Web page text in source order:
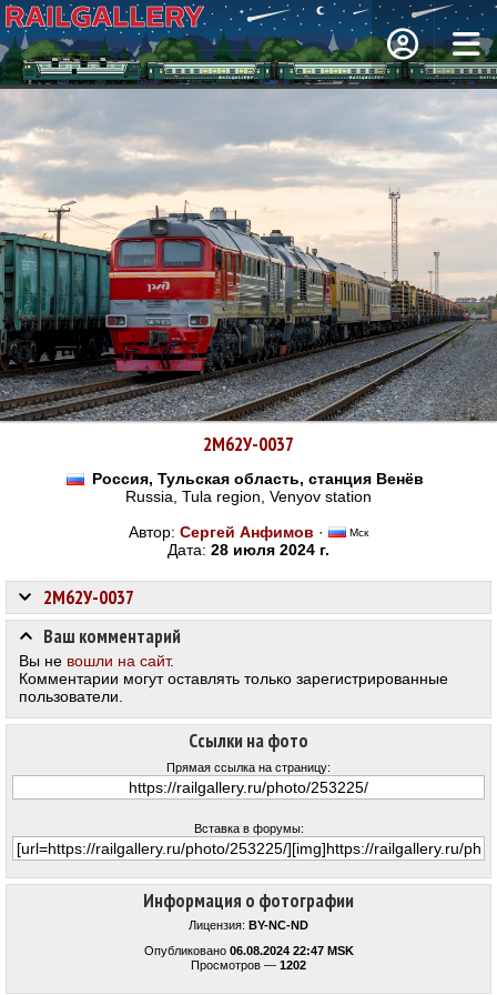
2М62У-0037
Россия, Тульская область, станция Венёв
Russia, Tula region, Venyov station
Автор: Сергей Анфимов · Мск
Дата: 28 июля 2024 г.
Информация о фотографии
Лицензия: BY-NC-ND
Опубликовано 06.08.2024 22:47 MSK
Просмотров — 1202
Ссылки на фото
Прямая ссылка на страницу:
Вставка в форумы:
2М62У-0037
Ваш комментарий
Вы не вошли на сайт.
Комментарии могут оставлять только зарегистрированные
пользователи.